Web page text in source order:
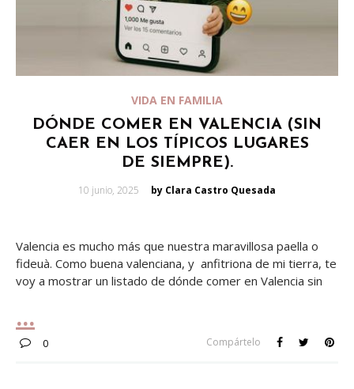
VIDA EN FAMILIA
DÓNDE COMER EN VALENCIA (SIN
CAER EN LOS TÍPICOS LUGARES
DE SIEMPRE).
Posted
10 junio, 2025 by Clara Castro Quesada
Valencia es mucho más que nuestra maravillosa paella o
fideuà. Como buena valenciana, y anfitriona de mi tierra, te
voy a mostrar un listado de dónde comer en Valencia sin
0 Compártelo